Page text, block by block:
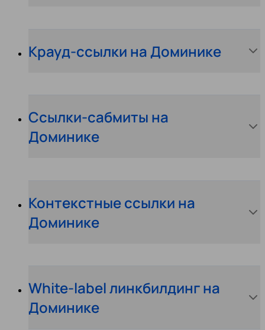
Крауд-ссылки на Доминике
Ссылки-сабмиты на
Доминике
Контекстные ссылки на
Доминике
White-label линкбилдинг на
Доминике